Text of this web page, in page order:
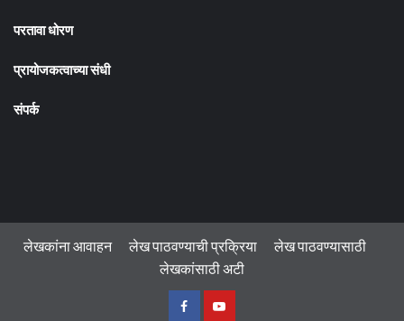
परतावा धोरण
प्रायोजकत्वाच्या संधी
संपर्क
लेखकांना आवाहन लेख पाठवण्याची प्रक्रिया
लेख पाठवण्यासाठी
लेखकांसाठी अटी